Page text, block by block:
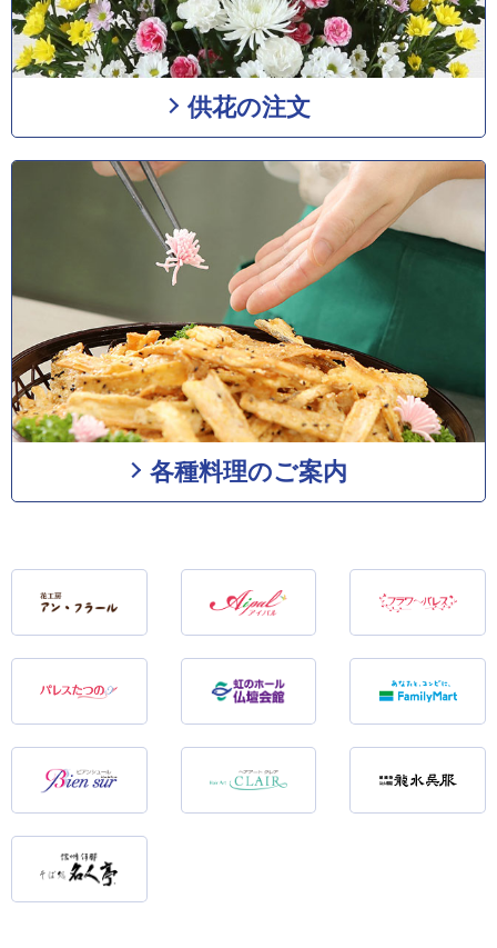
供花の注文
各種料理のご案内